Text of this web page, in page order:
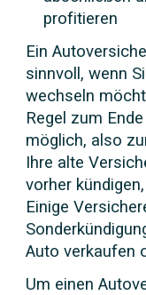
profitieren
Ein
sinnvoll, wenn
wechseln
Regel zum
möglich, also
Ihre alte
vorher
Einige
Auto verkaufen
Um einen